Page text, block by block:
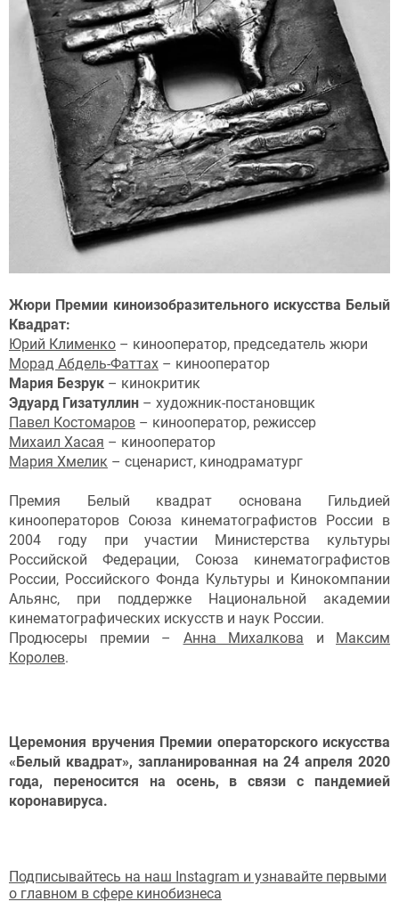
Жюри Премии киноизобразительного искусства Белый
Квадрат:
Юрий Клименко – кинооператор, председатель жюри
Морад Абдель-Фаттах – кинооператор
Мария Безрук – кинокритик
Эдуард Гизатуллин – художник-постановщик
Павел Костомаров – кинооператор, режиссер
Михаил Хасая – кинооператор
Мария Хмелик – сценарист, кинодраматург
Премия Белый квадрат основана Гильдией
кинооператоров Союза кинематографистов России в
2004 году при участии Министерства культуры
Российской Федерации, Союза кинематографистов
России, Российского Фонда Культуры и Кинокомпании
Альянс, при поддержке Национальной академии
кинематографических искусств и наук России.
Продюсеры премии – Анна Михалкова и
Максим
Королев.
Церемония вручения Премии операторского искусства
«Белый квадрат», запланированная на 24 апреля 2020
года, переносится на осень, в связи с пандемией
коронавируса.
Подписывайтесь на наш Instagram и узнавайте первыми
о главном в сфере кинобизнеса